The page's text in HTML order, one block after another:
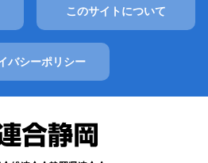
このサイトについて
バシーポリシー